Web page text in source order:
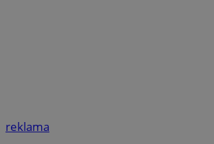
reklama